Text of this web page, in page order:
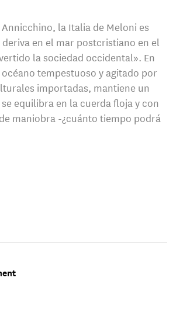
Annicchino, la Italia de Meloni es
en el mar postcristiano en el
la sociedad occidental». En
tempestuoso y agitado por
importadas, mantiene un
equilibra en la cuerda floja y con
maniobra -¿cuánto tiempo podrá